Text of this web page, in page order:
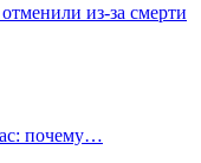
из-за смерти
почему…